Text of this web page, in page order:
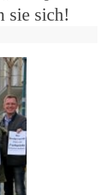
sie sich!